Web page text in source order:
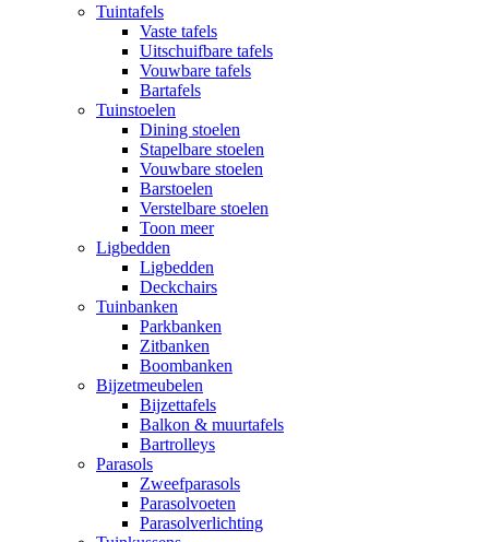
Tuintafels
Vaste tafels
Uitschuifbare tafels
Vouwbare tafels
Bartafels
Tuinstoelen
Dining stoelen
Stapelbare stoelen
Vouwbare stoelen
Barstoelen
Verstelbare stoelen
Toon meer
Ligbedden
Ligbedden
Deckchairs
Tuinbanken
Parkbanken
Zitbanken
Boombanken
Bijzetmeubelen
Bijzettafels
Balkon & muurtafels
Bartrolleys
Parasols
Zweefparasols
Parasolvoeten
Parasolverlichting